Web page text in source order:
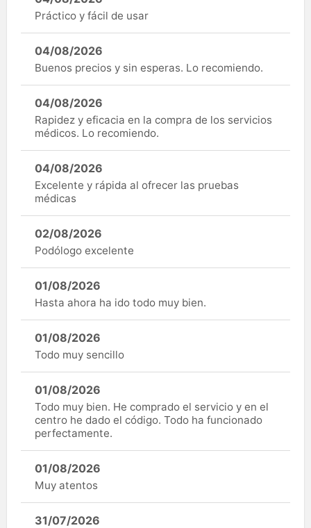
Práctico y fácil de usar
04/08/2026
Buenos precios y sin esperas. Lo recomiendo.
04/08/2026
Rapidez y eficacia en la compra de los servicios
médicos. Lo recomiendo.
04/08/2026
Excelente y rápida al ofrecer las pruebas
médicas
02/08/2026
Podólogo excelente
01/08/2026
Hasta ahora ha ido todo muy bien.
01/08/2026
Todo muy sencillo
01/08/2026
Todo muy bien. He comprado el servicio y en el
centro he dado el código. Todo ha funcionado
perfectamente.
01/08/2026
Muy atentos
31/07/2026